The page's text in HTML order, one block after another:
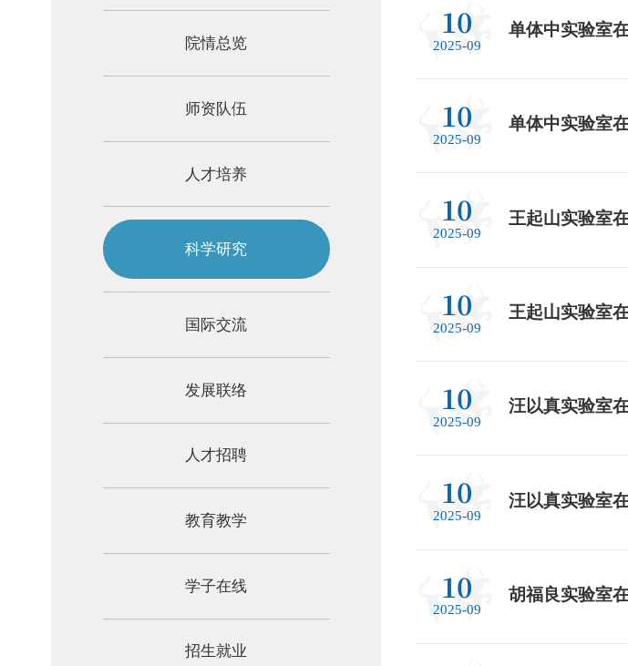
院情总览
师资队伍
人才培养
科学研究
国际交流
发展联络
人才招聘
教育教学
学子在线
招生就业
10
2025-09
单体中实验室
10
2025-09
单体中实验室
10
2025-09
王起山实验室
10
2025-09
王起山实验室
10
2025-09
汪以真实验室
10
2025-09
汪以真实验室
10
2025-09
胡福良实验室